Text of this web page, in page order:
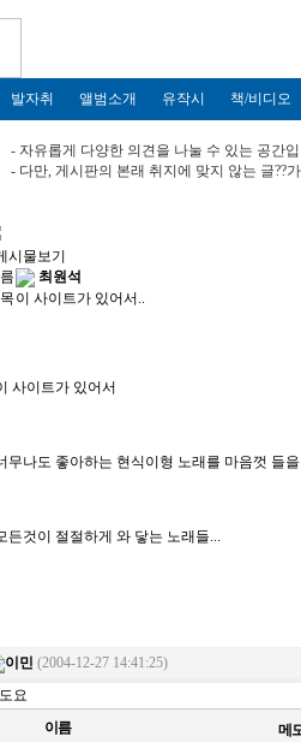
발자취 앨범소개 유작시 책/비디오
- 자유롭게 다양한 의견을 나눌 수 있는 공간
- 다만, 게시판의 본래 취지에 맞지 않는 글??
시물보기
최원석
이 사이트가 있어서..
사이트가 있어서
무나도 좋아하는 현식이형 노래를 마음껏 들
든것이 절절하게 와 닿는 노래들...
이민 (2004-12-27 14:41:25)
요
이름
메